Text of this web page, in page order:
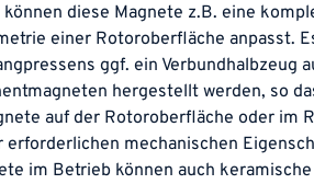
können diese Magnete z.B. eine
einer Rotoroberfläche anpasst.
ggf. ein Verbundhalbzeug
hergestellt werden, so
auf der Rotoroberfläche oder im
erforderlichen mechanischen
im Betrieb können auch